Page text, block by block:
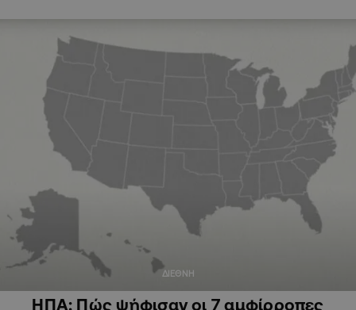
ΔΙΕΘΝΗ
ΗΠΑ: Πώς ψήφισαν οι 7 αμφίρροπες